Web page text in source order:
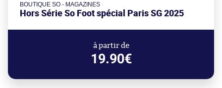
BOUTIQUE SO - MAGAZINES
Hors Série So Foot spécial Paris SG 2025
à partir de
19.90€